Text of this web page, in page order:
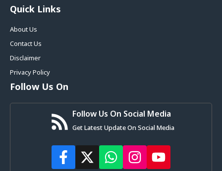
Quick Links
About Us
Contact Us
Disclaimer
Privacy Policy
Follow Us On
Follow Us On Social Media
Get Latest Update On Social Media